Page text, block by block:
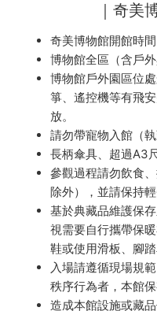
｜奇美
奇美博物館開館時
博物館全區（含戶
博物館戶外園區位
箏、遙控機等有飛
放。
請勿帶寵物入館（
長柄傘具、超過A3
參觀過程請勿飲食
除外），並請保持輕
基於典藏品維護保
視需要自行攜帶保
鞋或使用滑板、腳踏
入場請遵循現場規
秩序行為者，本館
造成本館設施或藏